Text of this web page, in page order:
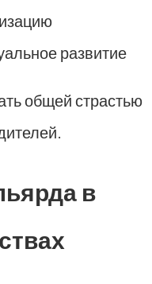
развитие
общей страстью
в